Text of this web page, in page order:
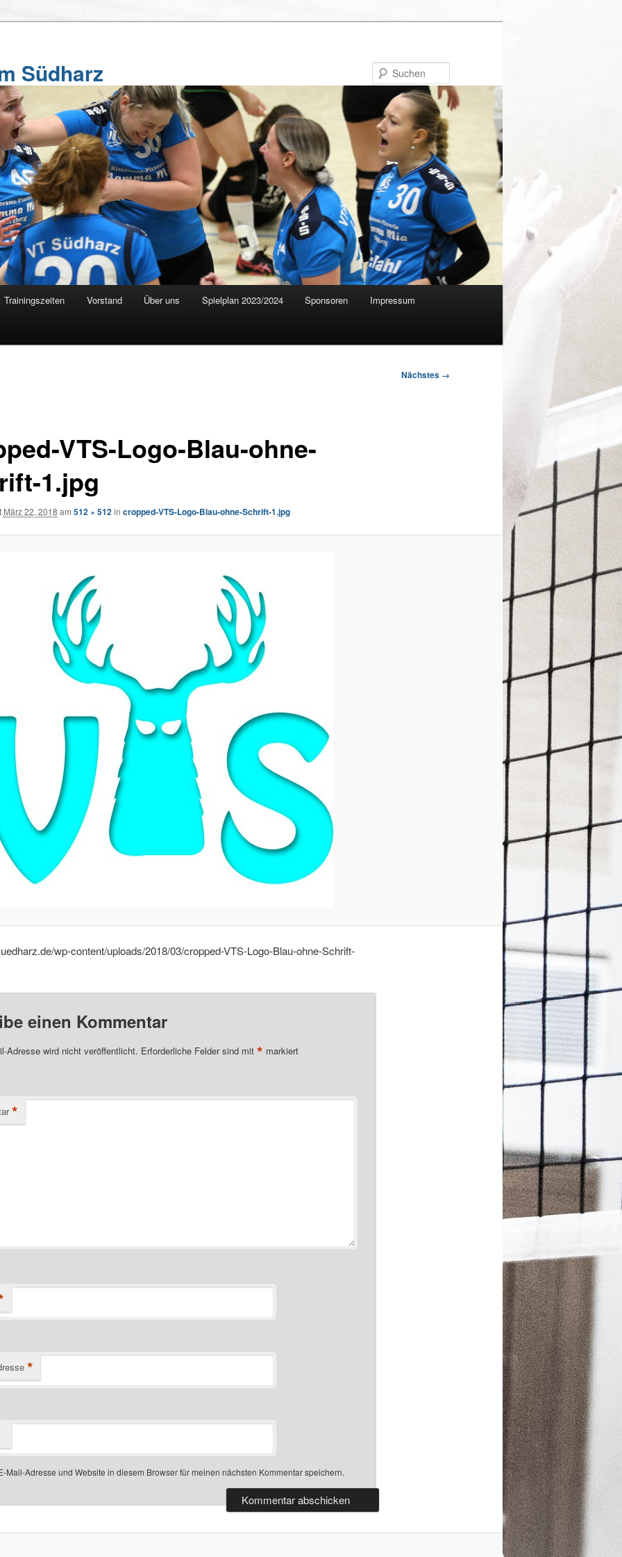
Südharz
Trainingszeiten Vorstand Über uns Spielplan 2023/2024 Sponsoren Impressum
Nächstes →
VTS-Logo-Blau-ohne-
1.jpg
März 22, 2018 am 512 × 512in cropped-VTS-Logo-Blau-ohne-Schrift-1.jpg
wp-content/uploads/2018/03/cropped-VTS-Logo-Blau-ohne-Schrift-
einen Kommentar
Adresse wird nicht veröffentlicht. Erforderliche Felder sind mit * markiert
*
*
Mail-Adresse und Website in diesem Browser für meinen nächsten Kommentar speichern.